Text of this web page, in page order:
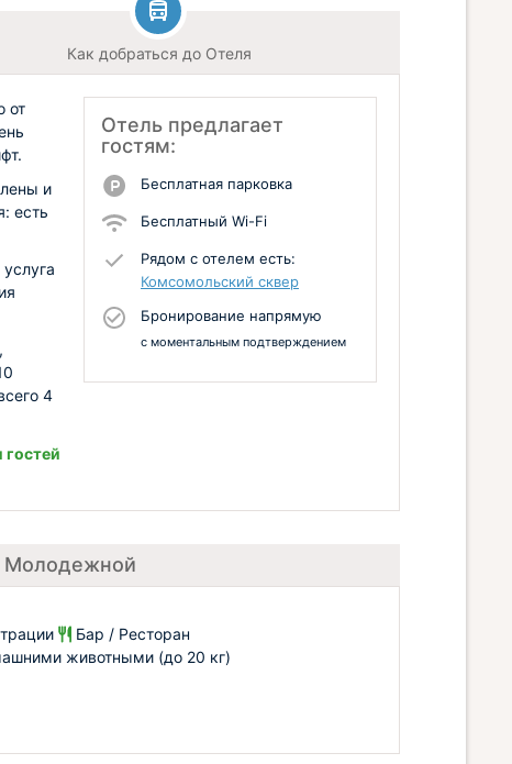
Как добраться до Отеля
Отель предлагает
гостям:
Бесплатная парковка
Бесплатный Wi-Fi
Рядом с отелем есть:
Комсомольский сквер
Бронирование напрямую
с моментальным подтверждением
от
и
есть
4
Молодежной
Бар / Ресторан
животными (до 20 кг)